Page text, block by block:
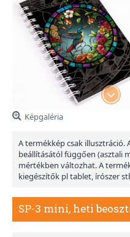
Képgaléria
A termékkép csak illusztráció.
beállításától függően (asztali
mértékben változhat. A
kiegészítők pl tablet, írószer